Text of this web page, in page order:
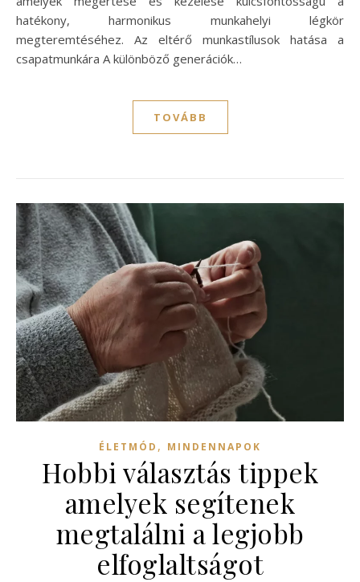
hatékony, harmonikus munkahelyi légkör
megteremtéséhez. Az eltérő munkastílusok hatása a
csapatmunkára A különböző generációk…
TOVÁBB
ÉLETMÓD , MINDENNAPOK
Hobbi választás tippek
amelyek segítenek
megtalálni a legjobb
elfoglaltságot